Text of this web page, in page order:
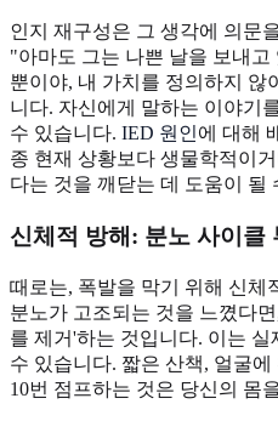
인지 재구성은 그 생각에 의문
"아마도 그는 나쁜 날을 보내
뿐이야, 내 가치를 정의하지 않
니다. 자신에게 말하는 이야기
수 있습니다. IED 원인에 대해
종 현재 상황보다 생물학적이
다는 것을 깨닫는 데 도움이 될
신체적 방해: 분노 사이클
때로는, 폭발을 막기 위해 신체
분노가 고조되는 것을 느꼈다
를 제거'하는 것입니다. 이는
수 있습니다. 짧은 산책, 얼굴
10번 점프하는 것은 당신의 몸